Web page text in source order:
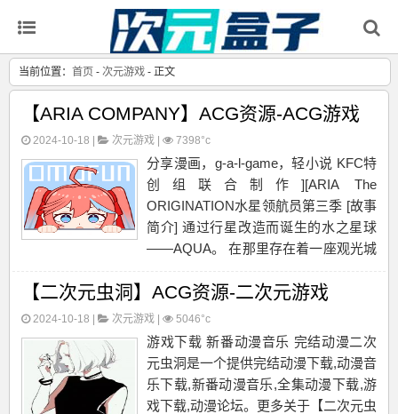
当前位置： 首页 - 次元游戏 - 正文
【ARIA COMPANY】ACG资源-ACG游戏
2024-10-18 | 次元游戏 7398°c
分享漫画，g-a-l-game，轻小说 KFC特
创组联合制作][ARIA The
ORIGINATION水星领航员第三季 [故事
简介] 通过行星改造而诞生的水之星球
——AQUA。 在那里存在着一座观光城
往的职业——就是那些乘着凤尾船，...
【二次元虫洞】ACG资源-二次元游戏
2024-10-18 | 次元游戏 5046°c
游戏下载 新番动漫音乐 完结动漫二次
元虫洞是一个提供完结动漫下载,动漫音
乐下载,新番动漫音乐,全集动漫下载,游
戏下载,动漫论坛。更多关于【二次元虫